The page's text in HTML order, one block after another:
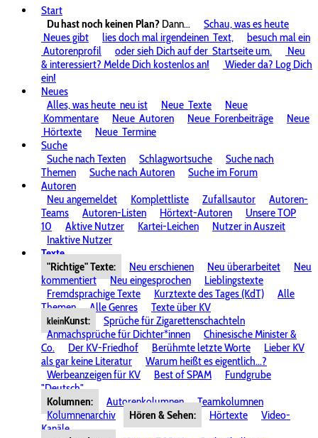
Start
Du hast noch keinen Plan? Dann...
Schau, was es heute
Neues gibt
lies doch mal irgendeinen Text,
besuch mal ein
Autorenprofil
oder sieh Dich auf der Startseite um.
Neu
& interessiert? Melde Dich kostenlos an!
Wieder da? Log Dich
ein!
Neues
Alles, was heute neu ist Neue Texte
Neue
Kommentare
Neue Autoren Neue Forenbeiträge
Neue
Hörtexte
Neue Termine
Suche
Suche nach Texten
Schlagwortsuche
Suche nach
Themen
Suche nach Autoren
Suche im Forum
Autoren
Neu angemeldet
Komplettliste Zufallsautor
Autoren-
Teams
Autoren-Listen Hörtext-Autoren
Unsere TOP
10
Aktive Nutzer Kartei-Leichen
Nutzer in Auszeit
Inaktive Nutzer
Texte
"Richtige" Texte:
Neu erschienen Neu überarbeitet
Neu
kommentiert
Neu eingesprochen
Lieblingstexte
Fremdsprachige Texte
Kurztexte des Tages (KdT)
Alle
Themen
Alle Genres Texte über KV
kleinKunst:
Sprüche für Zigarettenschachteln
Anmachsprüche für Dichter*innen
Chinesische Minister &
Co.
Der KV-Friedhof Berühmte letzte Worte
Lieber KV
als gar keine Literatur
Warum heißt es eigentlich...?
Werbeanzeigen für KV
Best of SPAM
Fundgrube
"Deutsch"
Kolumnen:
Autorenkolumnen
Teamkolumnen
Kolumnenarchiv
Hören & Sehen: Hörtexte
Video-
Kanäle